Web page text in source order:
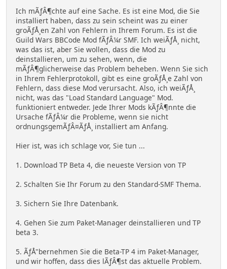
Ich mÃƒÂ¶chte auf eine Sache. Es ist eine Mod, die Sie
installiert haben, dass zu sein scheint was zu einer
groÃƒÅ¸en Zahl von Fehlern in Ihrem Forum. Es ist die
Guild Wars BBCode Mod fÃƒÂ¼r SMF. Ich weiÃƒÅ¸ nicht,
was das ist, aber Sie wollen, dass die Mod zu
deinstallieren, um zu sehen, wenn, die
mÃƒÂ¶glicherweise das Problem beheben. Wenn Sie sich
in Ihrem Fehlerprotokoll, gibt es eine groÃƒÅ¸e Zahl von
Fehlern, dass diese Mod verursacht. Also, ich weiÃƒÅ¸
nicht, was das "Load Standard Language" Mod.
funktioniert entweder. Jede Ihrer Mods kÃƒÂ¶nnte die
Ursache fÃƒÂ¼r die Probleme, wenn sie nicht
ordnungsgemÃƒÂ¤ÃƒÅ¸ installiert am Anfang.
Hier ist, was ich schlage vor, Sie tun ...
1. Download TP Beta 4, die neueste Version von TP
2. Schalten Sie Ihr Forum zu den Standard-SMF Thema.
3. Sichern Sie Ihre Datenbank.
4. Gehen Sie zum Paket-Manager deinstallieren und TP
beta 3.
5. ÃƒÅ"bernehmen Sie die Beta-TP 4 im Paket-Manager,
und wir hoffen, dass dies lÃƒÂ¶st das aktuelle Problem.